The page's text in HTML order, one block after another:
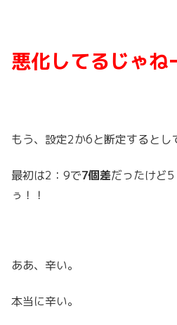
悪化してるじゃね
もう、設定2か6と断定するとし
最初は2：9で7個差だったけど
ぅ！！
ああ、辛い。
本当に辛い。